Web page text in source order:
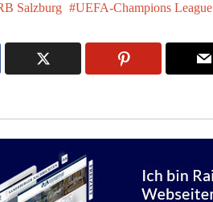
Salzburg UEFA-Champions League